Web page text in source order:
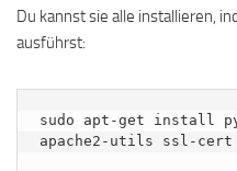
Du kannst sie alle installieren,
ausführst:
sudo apt-get install
apache2-utils ssl-